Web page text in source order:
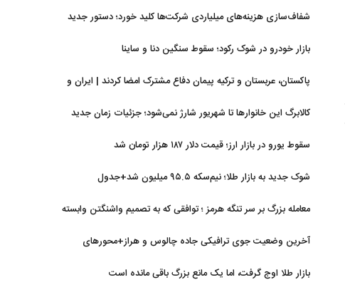
شفاف‌سازی هزینه‌های میلیاردی شرکت‌ها کلید خورد؛ دستور جدید
بازار خودرو در شوک رکود؛ سقوط سنگین دنا و ساینا
پاکستان، عربستان و ترکیه پیمان دفاع مشترک امضا کردند | ایران و
کالابرگ این خانوارها تا شهریور شارژ نمی‌شود؛ جزئیات زمان جدید
سقوط یورو در بازار ارز؛ قیمت دلار ۱۸۷ هزار تومان شد
شوک جدید به بازار طلا؛ نیم‌سکه ۹۵.۵ میلیون شد+جدول
معامله بزرگ بر سر تنگه هرمز ؛ توافقی که به تصمیم واشنگتن وابسته
آخرین وضعیت جوی ترافیکی جاده چالوس و هراز+محورهای
بازار طلا اوج گرفت، اما یک مانع بزرگ باقی مانده است